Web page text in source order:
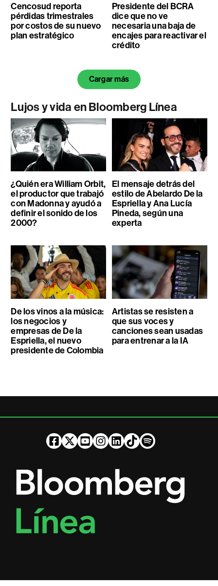
Cencosud reporta
pérdidas trimestrales
por costos de su nuevo
plan estratégico
Presidente del BCRA
dice que no ve
necesaria una baja de
encajes para reactivar el
crédito
Cargar más
Lujos y vida en Bloomberg Línea
¿Quién era William Orbit,
el productor que trabajó
con Madonna y ayudó a
definir el sonido de los
2000?
El mensaje detrás del
estilo de Abelardo De la
Espriella y Ana Lucía
Pineda, según una
experta
De los vinos a la música:
los negocios y
empresas de De la
Espriella, el nuevo
presidente de Colombia
Artistas se resisten a
que sus voces y
canciones sean usadas
para entrenar a la IA